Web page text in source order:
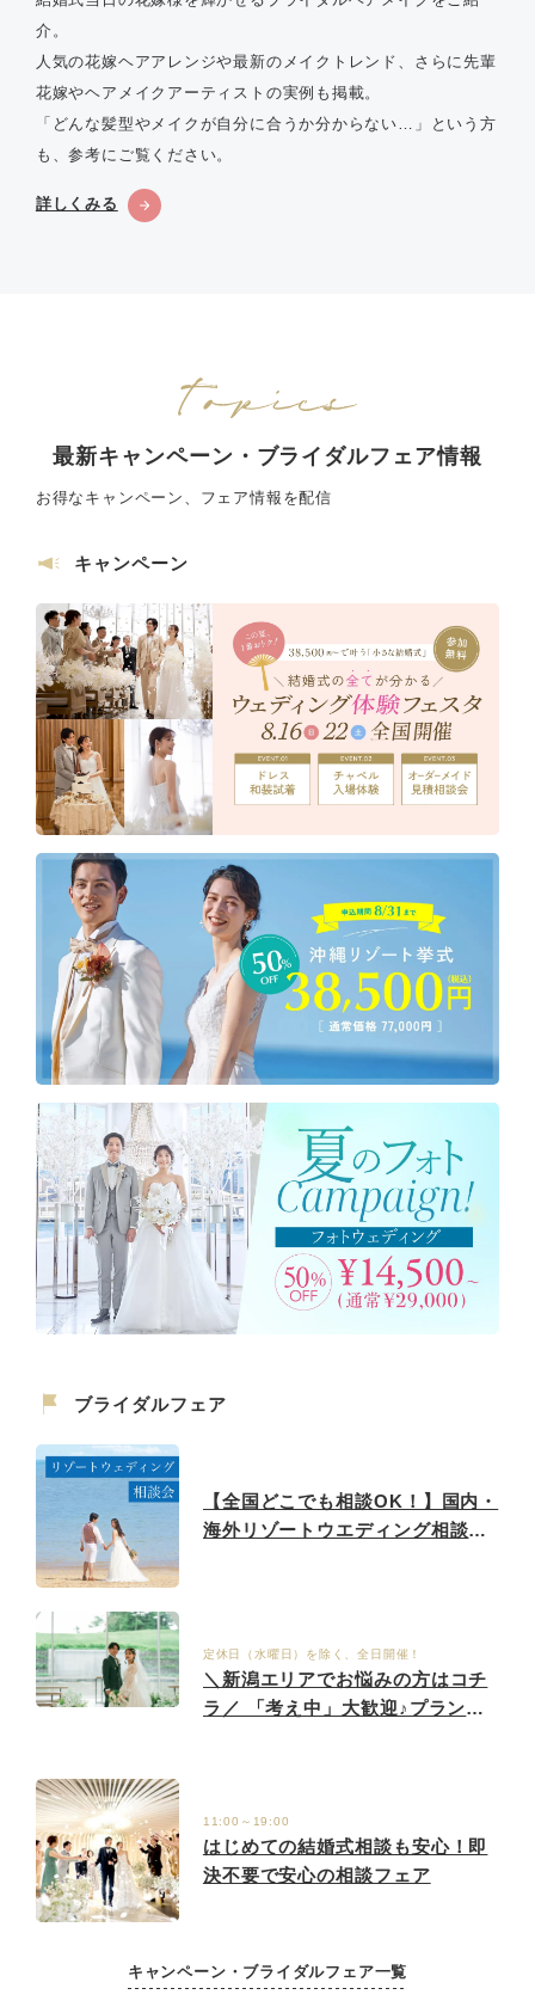
介。
人気の花嫁ヘアアレンジや最新のメイクトレンド、さらに先輩
花嫁やヘアメイクアーティストの実例も掲載。
「どんな髪型やメイクが自分に合うか分からない…」という方
も、参考にご覧ください。
詳しくみる
最新キャンペーン・ブライダルフェア情報
お得なキャンペーン、フェア情報を配信
キャンペーン
ブライダルフェア
【全国どこでも相談OK！】国内・
海外リゾートウエディング相談フ
定休日（水曜日）を除く、全日開催！
＼新潟エリアでお悩みの方はコチ
ラ／ 「考え中」大歓迎♪プランナ
11:00～19:00
はじめての結婚式相談も安心！即
決不要で安心の相談フェア
キャンペーン・ブライダルフェア一覧